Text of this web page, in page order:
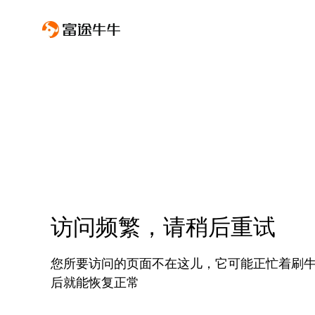
访问频繁，请稍后重试
您所要访问的页面不在这儿，它可能正忙着刷
后就能恢复正常